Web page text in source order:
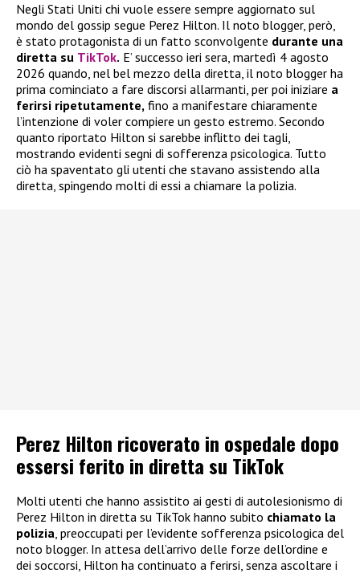
Negli Stati Uniti chi vuole essere sempre aggiornato sul
mondo del gossip segue Perez Hilton. Il noto blogger, però,
è stato protagonista di un fatto sconvolgente durante una
diretta su TikTok. E’ successo ieri sera, martedì 4 agosto
2026 quando, nel bel mezzo della diretta, il noto blogger ha
prima cominciato a fare discorsi allarmanti, per poi iniziare a
ferirsi ripetutamente, fino a manifestare chiaramente
l’intenzione di voler compiere un gesto estremo. Secondo
quanto riportato Hilton si sarebbe inflitto dei tagli,
mostrando evidenti segni di sofferenza psicologica. Tutto
ciò ha spaventato gli utenti che stavano assistendo alla
diretta, spingendo molti di essi a chiamare la polizia.
Perez Hilton ricoverato in ospedale dopo
essersi ferito in diretta su TikTok
Molti utenti che hanno assistito ai gesti di autolesionismo di
Perez Hilton in diretta su TikTok hanno subito chiamato la
polizia , preoccupati per l’evidente sofferenza psicologica del
noto blogger. In attesa dell’arrivo delle forze dell’ordine e
dei soccorsi, Hilton ha continuato a ferirsi, senza ascoltare i